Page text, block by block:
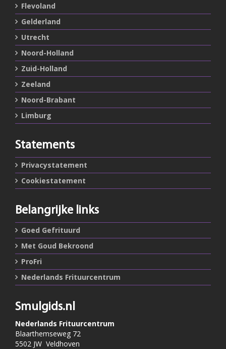
Flevoland
Gelderland
Utrecht
Noord-Holland
Zuid-Holland
Zeeland
Noord-Brabant
Limburg
Statements
Privacystatement
Cookiestatement
Belangrijke links
Goed Gefrituurd
Met Goud Bekroond
ProFri
Nederlands Frituurcentrum
Smulgids.nl
Nederlands Frituurcentrum
Blaarthemseweg 72
5502 JW Veldhoven